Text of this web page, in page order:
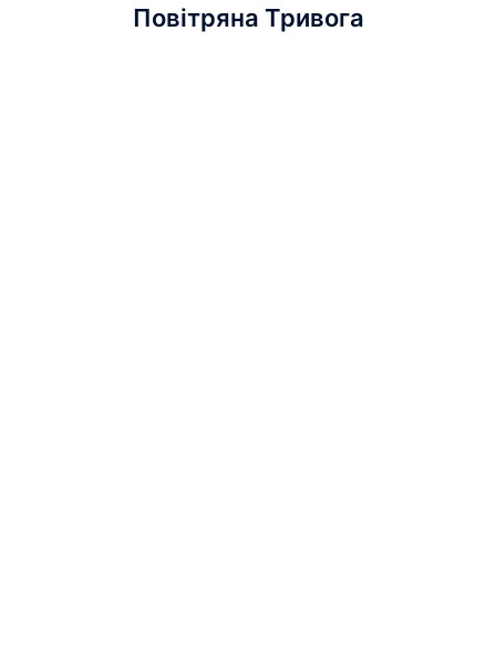
Повітряна Тривога